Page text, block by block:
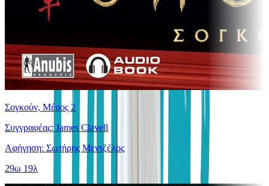
Σογκούν, Μέρος 2
Συγγραφέας: James Clavell
Αφήγηση: Σωτήρης Μεντζέλος
29ω 19λ